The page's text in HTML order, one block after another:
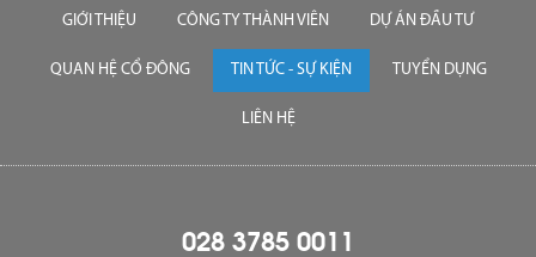
GIỚI THIỆU CÔNG TY THÀNH VIÊN DỰ ÁN ĐẦU TƯ
QUAN HỆ CỔ ĐÔNG TIN TỨC - SỰ KIỆN TUYỂN DỤNG
LIÊN HỆ
028 3785 0011